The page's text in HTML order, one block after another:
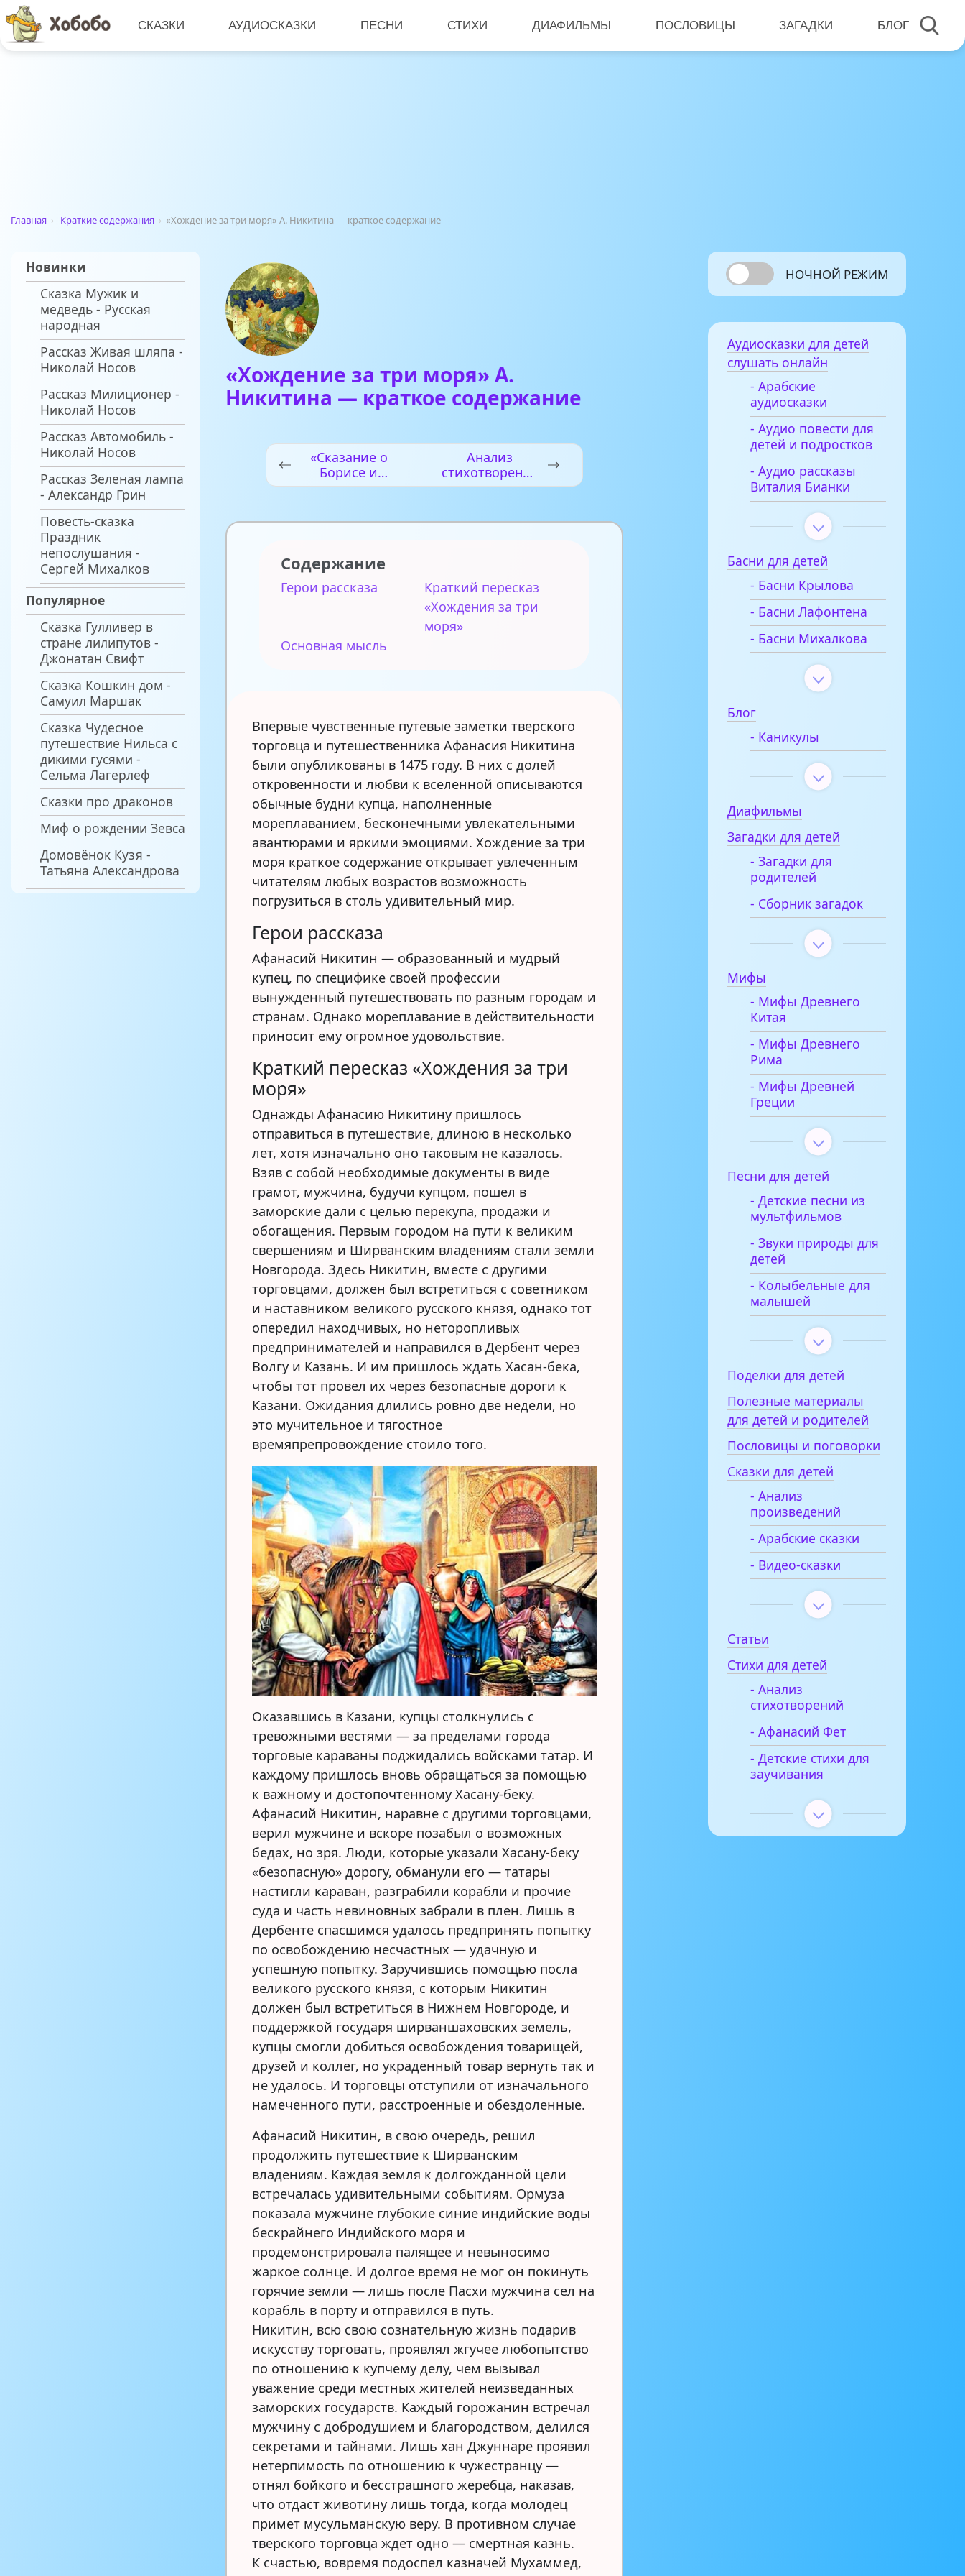
СКАЗКИ АУДИОСКАЗКИ ПЕСНИ СТИХИ ДИАФИЛЬМЫ ПОСЛОВИЦЫ ЗАГАДКИ БЛОГ
Главная › Краткие содержания › «Хождение за три моря» А. Никитина — краткое содержание
Новинки
Сказка Мужик и
медведь - Русская
народная
Рассказ Живая шляпа -
Николай Носов
Рассказ Милиционер -
Николай Носов
Рассказ Автомобиль -
Николай Носов
Рассказ Зеленая лампа
- Александр Грин
Повесть-сказка
Праздник
непослушания -
Сергей Михалков
Популярное
Сказка Гулливер в
стране лилипутов -
Джонатан Свифт
Сказка Кошкин дом -
Самуил Маршак
Сказка Чудесное
путешествие Нильса с
дикими гусями -
Сельма Лагерлеф
Сказки про драконов
Миф о рождении Зевса
Домовёнок Кузя -
Татьяна Александрова
«Хождение за три моря» А.
Никитина — краткое содержание
«Сказание о
Борисе и
Глебе» —
содержание
Анализ
стихотворения
«О как
мы любим» (Ф.
Содержание
Герои рассказа
Краткий пересказ
«Хождения за три
моря»
Основная мысль
Впервые чувственные путевые заметки тверского
торговца и путешественника Афанасия Никитина
были опубликованы в 1475 году. В них с долей
откровенности и любви к вселенной описываются
обычные будни купца, наполненные
мореплаванием, бесконечными увлекательными
авантюрами и яркими эмоциями. Хождение за три
моря краткое содержание открывает увлеченным
читателям любых возрастов возможность
погрузиться в столь удивительный мир.
Герои рассказа
Афанасий Никитин — образованный и мудрый
купец, по специфике своей профессии
вынужденный путешествовать по разным городам и
странам. Однако мореплавание в действительности
приносит ему огромное удовольствие.
Краткий пересказ «Хождения за три
моря»
Однажды Афанасию Никитину пришлось
отправиться в путешествие, длиною в несколько
лет, хотя изначально оно таковым не казалось.
Взяв с собой необходимые документы в виде
грамот, мужчина, будучи купцом, пошел в
заморские дали с целью перекупа, продажи и
обогащения. Первым городом на пути к великим
свершениям и Ширванским владениям стали земли
Новгорода. Здесь Никитин, вместе с другими
торговцами, должен был встретиться с советником
и наставником великого русского князя, однако тот
опередил находчивых, но неторопливых
предпринимателей и направился в Дербент через
Волгу и Казань. И им пришлось ждать Хасан-бека,
чтобы тот провел их через безопасные дороги к
Казани. Ожидания длились ровно две недели, но
это мучительное и тягостное
времяпрепровождение стоило того.
Оказавшись в Казани, купцы столкнулись с
тревожными вестями — за пределами города
торговые караваны поджидались войсками татар. И
каждому пришлось вновь обращаться за помощью
к важному и достопочтенному Хасану-беку.
Афанасий Никитин, наравне с другими торговцами,
верил мужчине и вскоре позабыл о возможных
бедах, но зря. Люди, которые указали Хасану-беку
«безопасную» дорогу, обманули его — татары
настигли караван, разграбили корабли и прочие
суда и часть невиновных забрали в плен. Лишь в
Дербенте спасшимся удалось предпринять попытку
по освобождению несчастных — удачную и
успешную попытку. Заручившись помощью посла
великого русского князя, с которым Никитин
должен был встретиться в Нижнем Новгороде, и
поддержкой государя ширваншаховских земель,
купцы смогли добиться освобождения товарищей,
друзей и коллег, но украденный товар вернуть так и
не удалось. И торговцы отступили от изначального
намеченного пути, расстроенные и обездоленные.
Афанасий Никитин, в свою очередь, решил
продолжить путешествие к Ширванским
владениям. Каждая земля к долгожданной цели
встречалась удивительными событиям. Ормуза
показала мужчине глубокие синие индийские воды
бескрайнего Индийского моря и
продемонстрировала палящее и невыносимо
жаркое солнце. И долгое время не мог он покинуть
горячие земли — лишь после Пасхи мужчина сел на
корабль в порту и отправился в путь.
Никитин, всю свою сознательную жизнь подарив
искусству торговать, проявлял жгучее любопытство
по отношению к купчему делу, чем вызывал
уважение среди местных жителей неизведанных
заморских государств. Каждый горожанин встречал
мужчину с добродушием и благородством, делился
секретами и тайнами. Лишь хан Джуннаре проявил
нетерпимость по отношению к чужестранцу —
отнял бойкого и бесстрашного жеребца, наказав,
что отдаст животину лишь тогда, когда молодец
примет мусульманскую веру. В противном случае
тверского торговца ждет одно — смертная казнь.
К счастью, вовремя подоспел казначей Мухаммед,
НОЧНОЙ РЕЖИМ
Аудиосказки для детей
слушать онлайн
- Арабские
аудиосказки
- Аудио повести для
детей и подростков
- Аудио рассказы
Виталия Бианки
Басни для детей
- Басни Крылова
- Басни Лафонтена
- Басни Михалкова
Блог
- Каникулы
Диафильмы
Загадки для детей
- Загадки для
родителей
- Сборник загадок
Мифы
- Мифы Древнего
Китая
- Мифы Древнего
Рима
- Мифы Древней
Греции
Песни для детей
- Детские песни из
мультфильмов
- Звуки природы для
детей
- Колыбельные для
малышей
Поделки для детей
Полезные материалы
для детей и родителей
Пословицы и поговорки
Сказки для детей
- Анализ
произведений
- Арабские сказки
- Видео-сказки
Статьи
Стихи для детей
- Анализ
стихотворений
- Афанасий Фет
- Детские стихи для
заучивания